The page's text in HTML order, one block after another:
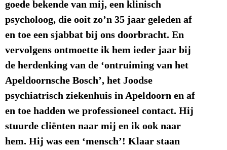
goede bekende van mij, een klinisch
psycholoog, die ooit zo’n 35 jaar geleden af
en toe een sjabbat bij ons doorbracht. En
vervolgens ontmoette ik hem ieder jaar bij
de herdenking van de ‘ontruiming van het
Apeldoornsche Bosch’, het Joodse
psychiatrisch ziekenhuis in Apeldoorn en af
en toe hadden we professioneel contact. Hij
stuurde cliënten naar mij en ik ook naar
hem. Hij was een ‘mensch’! Klaar staan